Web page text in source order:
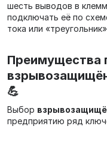
шесть выводов в
подключать её по
тока или
Преимущества
💪
Выбор
предприятию ряд